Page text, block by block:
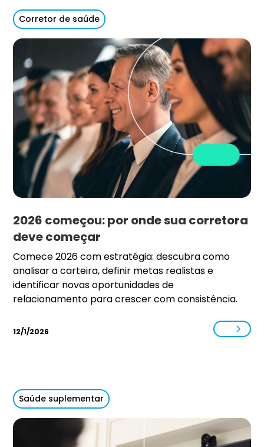
Corretor de saúde
2026 começou: por onde sua corretora
deve começar
Comece 2026 com estratégia: descubra como
analisar a carteira, definir metas realistas e
identificar novas oportunidades de
relacionamento para crescer com consistência.
12/1/2026
Saúde suplementar